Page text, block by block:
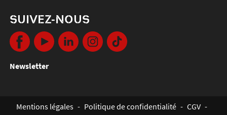
SUIVEZ-NOUS
Newsletter
Mentions légales - Politique de confidentialité - CGV -